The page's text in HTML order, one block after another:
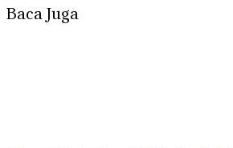
Baca Juga